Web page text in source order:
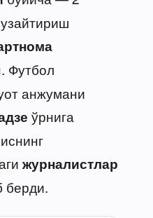
Футбол
анжумани
ўрнига
журналистлар
берди.